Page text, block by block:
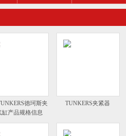
徳珂斯夹
缸产品规格信息
TUNKERS夹紧器